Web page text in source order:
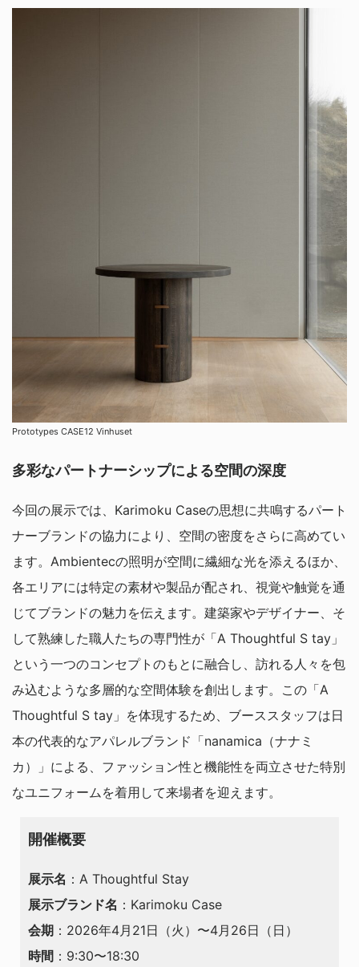
Prototypes CASE12 Vinhuset
多彩なパートナーシップによる空間の深度
今回の展示では、Karimoku Caseの思想に共鳴するパート
ナーブランドの協力により、空間の密度をさらに高めてい
ます。Ambientecの照明が空間に繊細な光を添えるほか、
各エリアには特定の素材や製品が配され、視覚や触覚を通
じてブランドの魅力を伝えます。建築家やデザイナー、そ
して熟練した職人たちの専門性が「A Thoughtful S tay」
という一つのコンセプトのもとに融合し、訪れる人々を包
み込むような多層的な空間体験を創出します。 この「A
Thoughtful S tay」を体現するため、ブーススタッフは日
本の代表的なアパレルブランド「nanamica（ナナミ
カ）
」による、ファッション性と機能性を両立させた特別
なユニフォームを着用して来場者を迎えます。
開催概要
展示名 ：A Thoughtful Stay
展示ブランド名 ：Karimoku Case
会期 ：2026年4月21日（火）〜4月26日（日）
時間 ：9:30〜18:30